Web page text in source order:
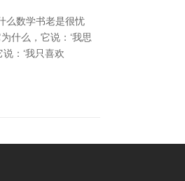
么数学书老是很忧
什么，它说：‘我思
：‘我只喜欢